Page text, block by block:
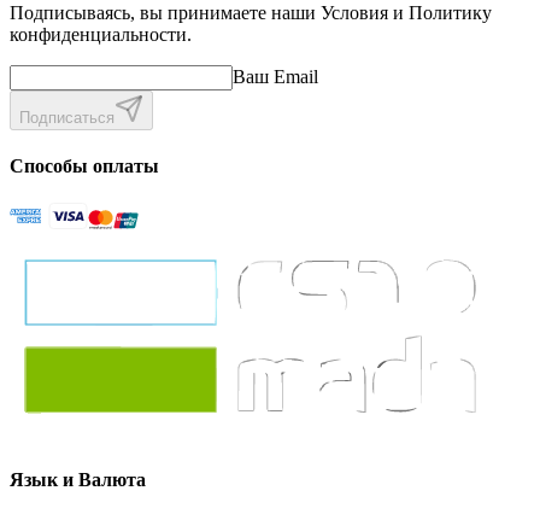
Подписываясь, вы принимаете наши Условия и Политику
конфиденциальности.
Ваш Email
Подписаться
Способы оплаты
Язык и Валюта